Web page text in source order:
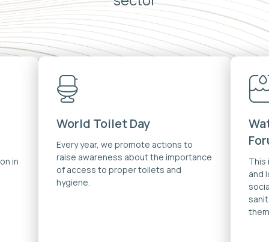
in
World Toilet Day
Every year, we promote actions to
raise awareness about the importance
of access to proper toilets and
hygiene.
This
and